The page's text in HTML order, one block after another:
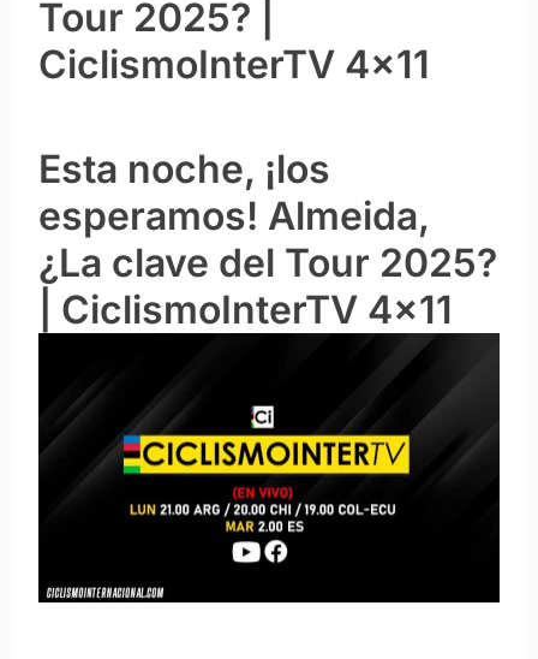
Tour 2025? |
CiclismoInterTV 4×11
Esta noche, ¡los
esperamos! Almeida,
¿La clave del Tour 2025?
| CiclismoInterTV 4×11